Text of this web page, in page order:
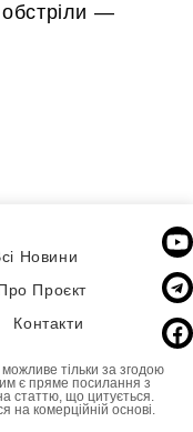
обстріли —
Новини
Проєкт
Контакти
тільки за згодою
є пряме посилання з
статтю, що цитується.
на комерційній основі.